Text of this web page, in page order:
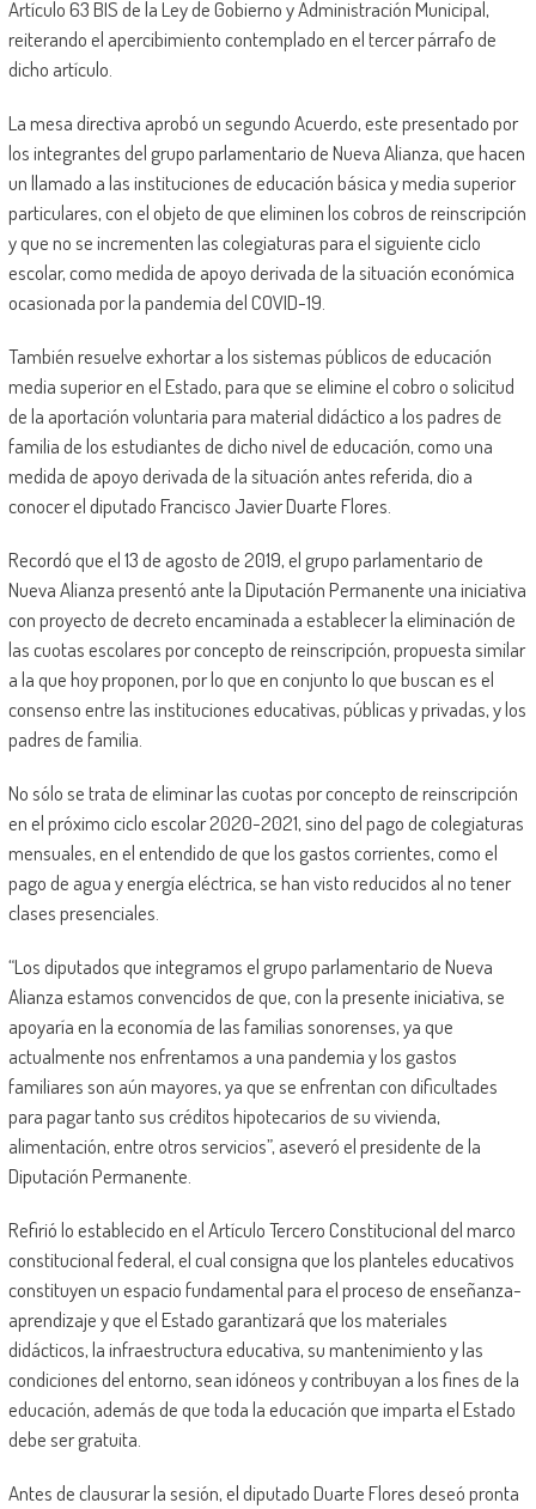
Artículo 63 BIS de la Ley de Gobierno y Administración Municipal,
reiterando el apercibimiento contemplado en el tercer párrafo de
dicho artículo.
La mesa directiva aprobó un segundo Acuerdo, este presentado por
los integrantes del grupo parlamentario de Nueva Alianza, que hacen
un llamado a las instituciones de educación básica y media superior
particulares, con el objeto de que eliminen los cobros de reinscripción
y que no se incrementen las colegiaturas para el siguiente ciclo
escolar, como medida de apoyo derivada de la situación económica
ocasionada por la pandemia del COVID-19.
También resuelve exhortar a los sistemas públicos de educación
media superior en el Estado, para que se elimine el cobro o solicitud
de la aportación voluntaria para material didáctico a los padres de
familia de los estudiantes de dicho nivel de educación, como una
medida de apoyo derivada de la situación antes referida, dio a
conocer el diputado Francisco Javier Duarte Flores.
Recordó que el 13 de agosto de 2019, el grupo parlamentario de
Nueva Alianza presentó ante la Diputación Permanente una iniciativa
con proyecto de decreto encaminada a establecer la eliminación de
las cuotas escolares por concepto de reinscripción, propuesta similar
a la que hoy proponen, por lo que en conjunto lo que buscan es el
consenso entre las instituciones educativas, públicas y privadas, y los
padres de familia.
No sólo se trata de eliminar las cuotas por concepto de reinscripción
en el próximo ciclo escolar 2020-2021, sino del pago de colegiaturas
mensuales, en el entendido de que los gastos corrientes, como el
pago de agua y energía eléctrica, se han visto reducidos al no tener
clases presenciales.
“Los diputados que integramos el grupo parlamentario de Nueva
Alianza estamos convencidos de que, con la presente iniciativa, se
apoyaría en la economía de las familias sonorenses, ya que
actualmente nos enfrentamos a una pandemia y los gastos
familiares son aún mayores, ya que se enfrentan con dificultades
para pagar tanto sus créditos hipotecarios de su vivienda,
alimentación, entre otros servicios”, aseveró el presidente de la
Diputación Permanente.
Refirió lo establecido en el Artículo Tercero Constitucional del marco
constitucional federal, el cual consigna que los planteles educativos
constituyen un espacio fundamental para el proceso de enseñanza-
aprendizaje y que el Estado garantizará que los materiales
didácticos, la infraestructura educativa, su mantenimiento y las
condiciones del entorno, sean idóneos y contribuyan a los fines de la
educación, además de que toda la educación que imparta el Estado
debe ser gratuita.
Antes de clausurar la sesión, el diputado Duarte Flores deseó pronta